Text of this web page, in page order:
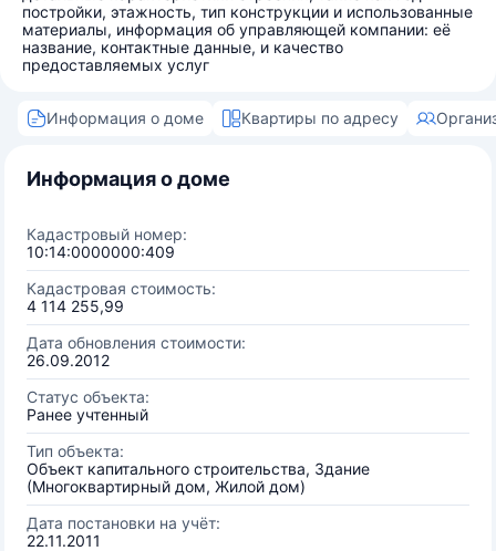
постройки, этажность, тип конструкции и использованные
материалы, информация об управляющей компании: её
название, контактные данные, и качество
предоставляемых услуг
Информация о доме Квартиры по адресу
Информация о доме
Кадастровый номер:
10:14:0000000:409
Кадастровая стоимость:
4 114 255,99
Дата обновления стоимости:
26.09.2012
Статус объекта:
Ранее учтенный
Тип объекта:
Объект капитального строительства, Здание
(Многоквартирный дом, Жилой дом)
Дата постановки на учёт:
22.11.2011